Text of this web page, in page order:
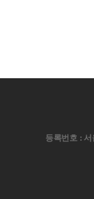
등록번호 :